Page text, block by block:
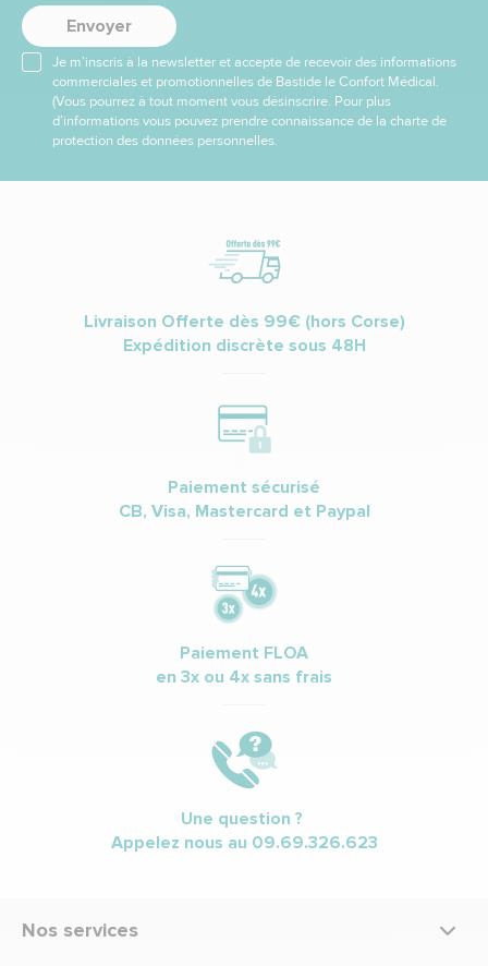
Envoyer
Je m’inscris à la newsletter et accepte de recevoir des informations
commerciales et promotionnelles de Bastide le Confort Médical.
(Vous pourrez à tout moment vous désinscrire. Pour plus
d’informations vous pouvez prendre connaissance de la charte de
protection des données personnelles.
Livraison Offerte dès 99€ (hors Corse)
Expédition discrète sous 48H
Paiement sécurisé
CB, Visa, Mastercard et Paypal
Paiement FLOA
en 3x ou 4x sans frais
Une question ?
Appelez nous au 09.69.326.623
Nos services